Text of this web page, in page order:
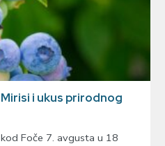
i ukus prirodnog
Foče 7. avgusta u 18